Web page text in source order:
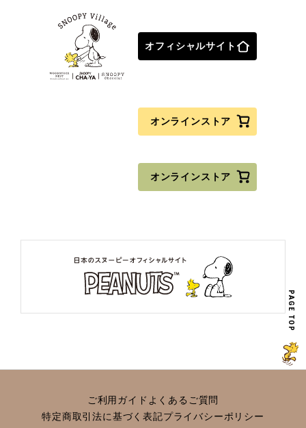
オフィシャルサイト
オンラインストア
オンラインストア
PAGE TOP
ご利用ガイド よくあるご質問
特定商取引法に基づく表記プライバシーポリシー